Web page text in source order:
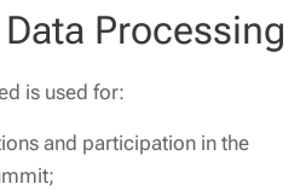
Processing
is used for:
and participation in the